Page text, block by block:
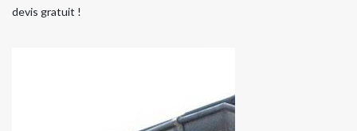
devis gratuit !